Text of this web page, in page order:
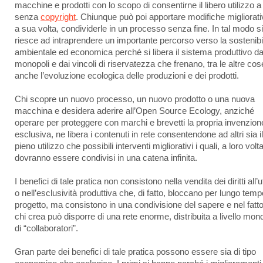
macchine e prodotti con lo scopo di consentirne il libero utilizzo a
senza copyright. Chiunque può poi apportare modifiche
a sua volta, condividerle in un processo senza fine. In tal modo si
riesce ad intraprendere un importante percorso verso la
ambientale ed economica perché si libera il sistema produttivo
monopoli e dai vincoli di riservatezza che frenano, tra le altre
anche l’evoluzione ecologica delle produzioni e dei prodotti.
Chi scopre un nuovo processo, un nuovo prodotto o una nuova
macchina e desidera aderire all’Open Source Ecology, anziché
operare per proteggere con marchi e brevetti la propria
esclusiva, ne libera i contenuti in rete consentendone ad altri sia il
pieno utilizzo che possibili interventi migliorativi i quali, a loro
dovranno essere condivisi in una catena infinita.
I benefici di tale pratica non consistono nella vendita dei diritti
o nell’esclusività produttiva che, di fatto, bloccano per lungo
progetto, ma consistono in una condivisione del sapere e nel
chi crea può disporre di una rete enorme, distribuita a livello
di “collaboratori”.
Gran parte dei benefici di tale pratica possono essere sia di tipo